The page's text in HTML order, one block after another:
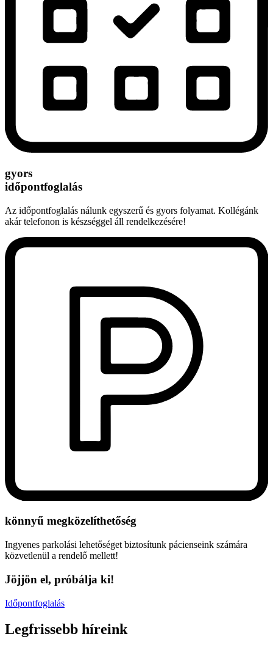
gyors
időpontfoglalás
Az időpontfoglalás nálunk egyszerű és gyors folyamat. Kollégánk
akár telefonon is készséggel áll rendelkezésére!
könnyű megközelíthetőség
Ingyenes parkolási lehetőséget biztosítunk pácienseink számára
közvetlenül a rendelő mellett!
Jöjjön el, próbálja ki!
Időpontfoglalás
Legfrissebb híreink